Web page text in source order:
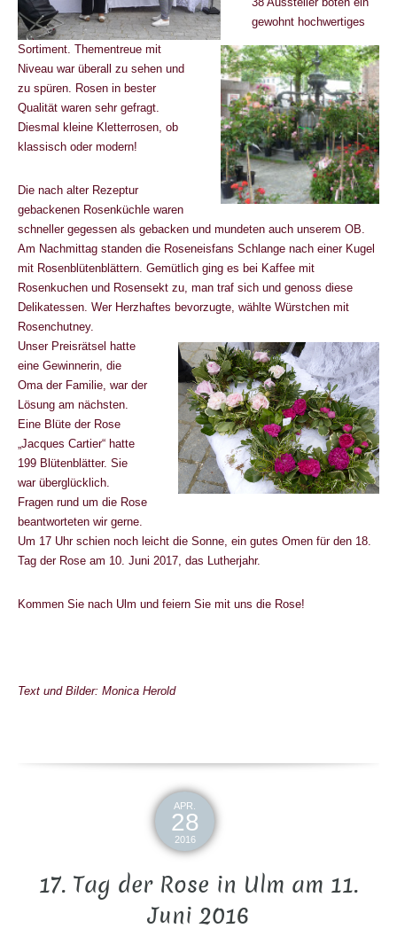
gewohnt hochwertiges
Sortiment. Thementreue mit
Niveau war überall zu sehen und
zu spüren. Rosen in bester
Qualität waren sehr gefragt.
Diesmal kleine Kletterrosen, ob
klassisch oder modern!
Die nach alter Rezeptur
gebackenen Rosenküchle waren
schneller gegessen als gebacken und mundeten auch unserem OB.
Am Nachmittag standen die Roseneisfans Schlange nach einer Kugel
mit Rosenblütenblättern. Gemütlich ging es bei Kaffee mit
Rosenkuchen und Rosensekt zu, man traf sich und genoss diese
Delikatessen. Wer Herzhaftes bevorzugte, wählte Würstchen mit
Rosenchutney.
Unser Preisrätsel hatte
eine Gewinnerin, die
Oma der Familie, war der
Lösung am nächsten.
Eine Blüte der Rose
„Jacques Cartier“ hatte
199 Blütenblätter. Sie
war überglücklich.
Fragen rund um die Rose
beantworteten wir gerne.
Um 17 Uhr schien noch leicht die Sonne, ein gutes Omen für den 18.
Tag der Rose am 10. Juni 2017, das Lutherjahr.
Kommen Sie nach Ulm und feiern Sie mit uns die Rose!
Text und Bilder: Monica Herold
APR.
28
2016
17. Tag der Rose in Ulm am 11.
Juni 2016